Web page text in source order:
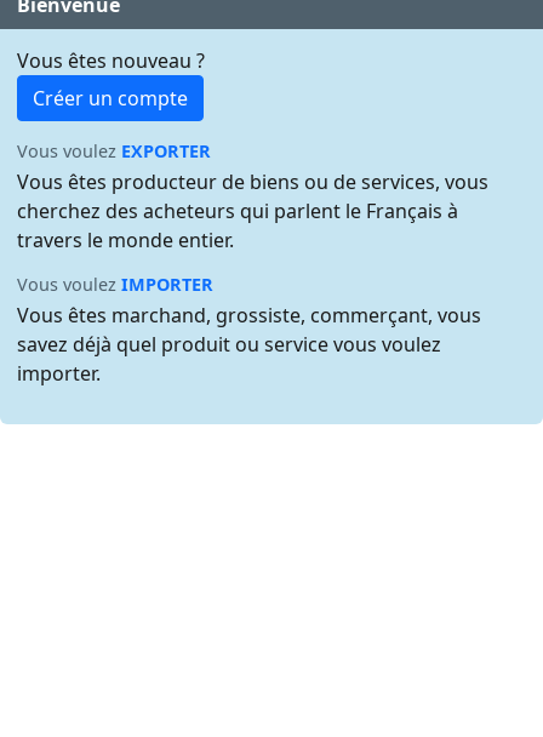
Vous êtes nouveau ?
Créer un compte
Vous voulez EXPORTER
Vous êtes producteur de biens ou de services, vous
cherchez des acheteurs qui parlent le Français à
travers le monde entier.
Vous voulezIMPORTER
Vous êtes marchand, grossiste, commerçant, vous
savez déjà quel produit ou service vous voulez
importer.